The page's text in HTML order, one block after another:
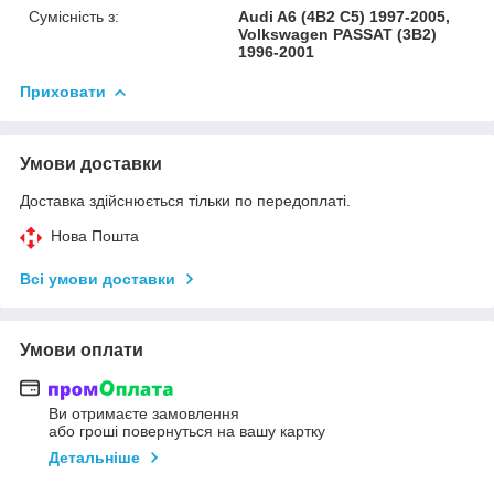
Сумісність з:
Audi A6 (4B2 C5) 1997-2005,
Volkswagen PASSAT (3B2)
1996-2001
Приховати
Умови доставки
Доставка здійснюється тільки по передоплаті.
Нова Пошта
Всі умови доставки
Умови оплати
Ви отримаєте замовлення
або гроші повернуться на вашу картку
Детальніше